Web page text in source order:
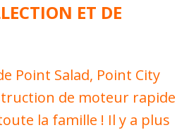
ET DE
Point Salad, Point City
de moteur rapide
la famille ! Il y a plus